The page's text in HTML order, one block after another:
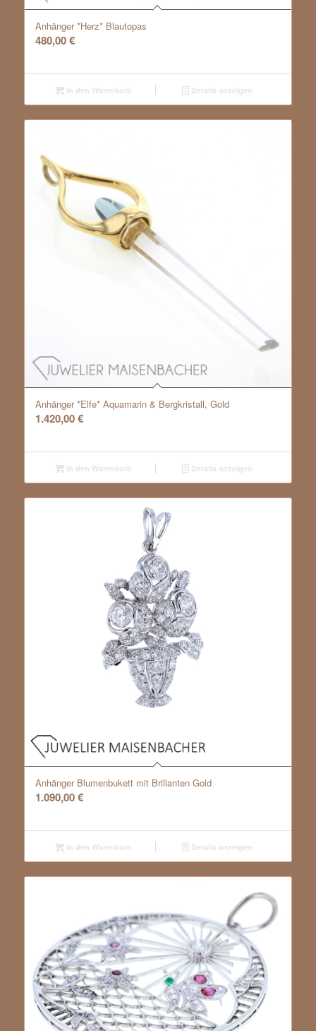
Anhänger *Herz* Blautopas
480,00€
In den Warenkorb Details anzeigen
Anhänger *Elfe* Aquamarin & Bergkristall, Gold
1.420,00€
In den Warenkorb Details anzeigen
Anhänger Blumenbukett mit Brillanten Gold
1.090,00€
In den Warenkorb Details anzeigen